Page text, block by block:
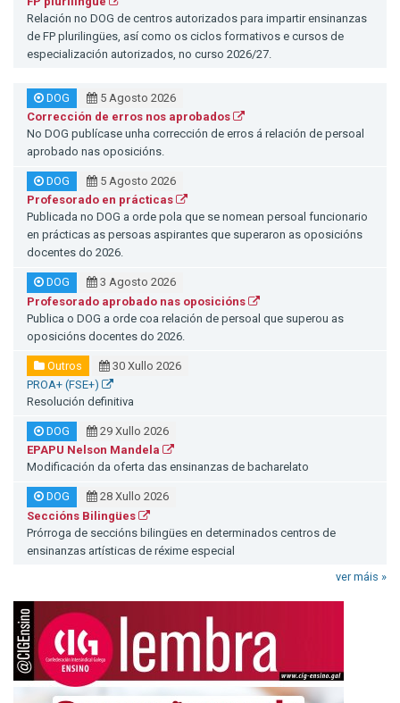
Relación no DOG de centros autorizados para impartir ensinanzas
de FP plurilingües, así como os ciclos formativos e cursos de
especialización autorizados, no curso 2026/27.
DOG
5 Agosto 2026
Corrección de erros nos aprobados
No DOG publícase unha corrección de erros á relación de persoal
aprobado nas oposicións.
DOG
5 Agosto 2026
Profesorado en prácticas
Publicada no DOG a orde pola que se nomean persoal funcionario
en prácticas as persoas aspirantes que superaron as oposicións
docentes do 2026.
DOG
3 Agosto 2026
Profesorado aprobado nas oposicións
Publica o DOG a orde coa relación de persoal que superou as
oposicións docentes do 2026.
Outros
30 Xullo 2026
PROA+ (FSE+)
Resolución definitiva
DOG
29 Xullo 2026
EPAPU Nelson Mandela
Modificación da oferta das ensinanzas de bacharelato
DOG
28 Xullo 2026
Seccións Bilingües
Prórroga de seccións bilingües en determinados centros de
ensinanzas artísticas de réxime especial
ver máis »